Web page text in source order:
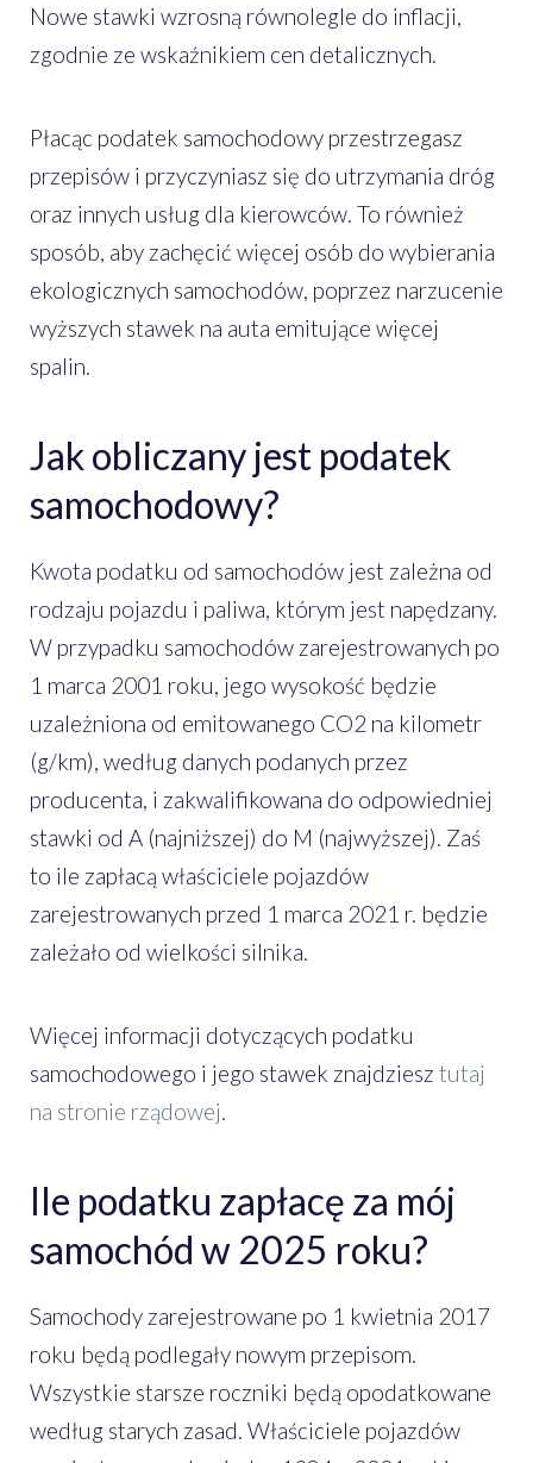
Nowe stawki wzrosną równolegle do inflacji,
zgodnie ze wskaźnikiem cen detalicznych.
Płacąc podatek samochodowy przestrzegasz
przepisów i przyczyniasz się do utrzymania dróg
oraz innych usług dla kierowców. To również
sposób, aby zachęcić więcej osób do wybierania
ekologicznych samochodów, poprzez narzucenie
wyższych stawek na auta emitujące więcej
spalin.
Jak obliczany jest podatek
samochodowy?
Kwota podatku od samochodów jest zależna od
rodzaju pojazdu i paliwa, którym jest napędzany.
W przypadku samochodów zarejestrowanych po
1 marca 2001 roku, jego wysokość będzie
uzależniona od emitowanego CO2 na kilometr
(g/km), według danych podanych przez
producenta, i zakwalifikowana do odpowiedniej
stawki od A (najniższej) do M (najwyższej). Zaś
to ile zapłacą właściciele pojazdów
zarejestrowanych przed 1 marca 2021 r. będzie
zależało od wielkości silnika.
Więcej informacji dotyczących podatku
samochodowego i jego stawek znajdziesz tutaj
na stronie rządowej
Ile podatku zapłacę za mój
samochód w 2025 roku?
Samochody zarejestrowane po 1 kwietnia 2017
roku będą podlegały nowym przepisom.
Wszystkie starsze roczniki będą opodatkowane
według starych zasad. Właściciele pojazdów